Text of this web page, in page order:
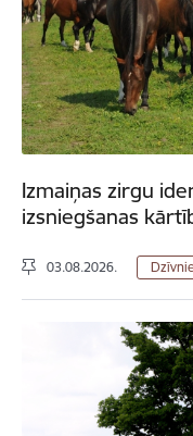
Izmaiņas zirgu
izsniegšanas
03.08.2026.